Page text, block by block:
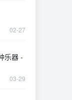
02-27
乐器 -
03-29